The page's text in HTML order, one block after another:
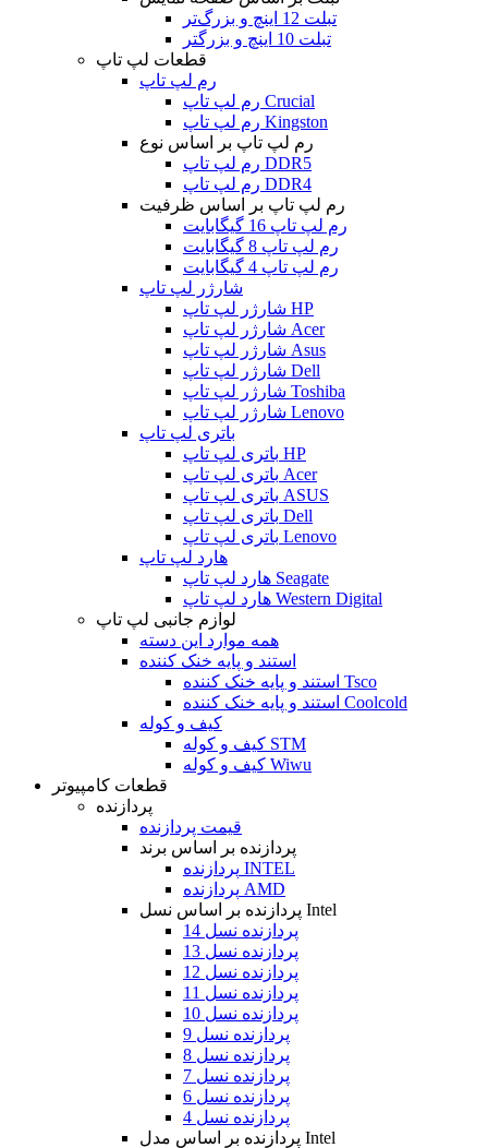
تبلت 12 اینچ و بزرگ‌تر
تبلت 10 اینچ و بزرگتر
قطعات لپ تاپ
رم لپ تاپ
رم لپ تاپ Crucial
رم لپ تاپ Kingston
رم لپ تاپ بر اساس نوع
رم لپ تاپ DDR5
رم لپ تاپ DDR4
رم لپ تاپ بر اساس ظرفیت
رم لپ تاپ 16 گیگابایت
رم لپ تاپ 8 گیگابایت
رم لپ تاپ 4 گیگابایت
شارژر لپ تاپ
شارژر لپ تاپ HP
شارژر لپ تاپ Acer
شارژر لپ تاپ Asus
شارژر لپ تاپ Dell
شارژر لپ تاپ Toshiba
شارژر لپ تاپ Lenovo
باتری لپ تاپ
باتری لپ تاپ HP
باتری لپ تاپ Acer
باتری لپ تاپ ASUS
باتری لپ تاپ Dell
باتری لپ تاپ Lenovo
هارد لپ تاپ
هارد لپ تاپ Seagate
هارد لپ تاپ Western Digital
لوازم جانبی لپ تاپ
همه موارد این دسته
استند و پایه خنک کننده
استند و پایه خنک کننده Tsco
استند و پایه خنک کننده Coolcold
کیف و کوله
کیف و کوله STM
کیف و کوله Wiwu
قطعات کامپیوتر
پردازنده
قیمت پردازنده
پردازنده بر اساس برند
پردازنده INTEL
پردازنده AMD
پردازنده بر اساس نسل Intel
پردازنده نسل 14
پردازنده نسل 13
پردازنده نسل 12
پردازنده نسل 11
پردازنده نسل 10
پردازنده نسل 9
پردازنده نسل 8
پردازنده نسل 7
پردازنده نسل 6
پردازنده نسل 4
پردازنده بر اساس مدل Intel